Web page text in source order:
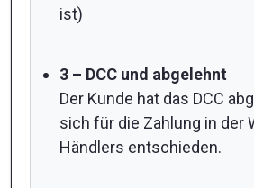
ist)
3 – DCC und abgelehnt
Der Kunde hat das DCC
sich für die Zahlung in der
Händlers entschieden.